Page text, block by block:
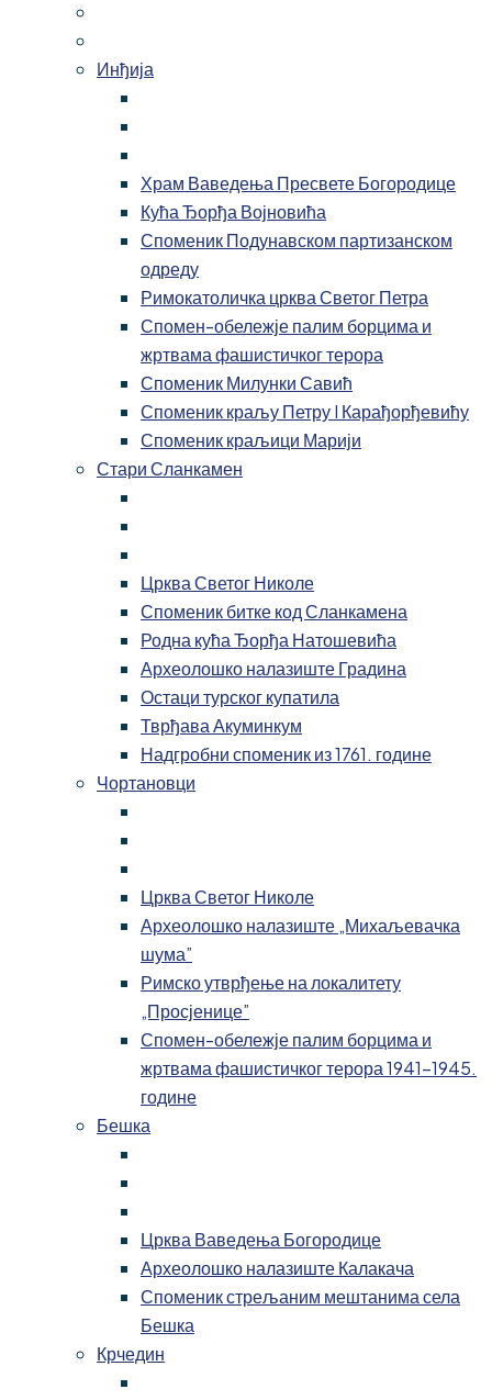
Инђија
Храм Ваведења Пресвете Богородице
Кућа Ђорђа Војновића
Споменик Подунавском партизанском
одреду
Римокатоличка црква Светог Петра
Спомен-обележје палим борцима и
жртвама фашистичког терора
Споменик Милунки Савић
Споменик краљу Петру I Карађорђевићу
Споменик краљици Марији
Стари Сланкамен
Црква Светог Николе
Споменик битке код Сланкамена
Родна кућа Ђорђа Натошевића
Археолошко налазиште Градина
Остаци турског купатила
Тврђава Акуминкум
Надгробни споменик из 1761. године
Чортановци
Црква Светог Николе
Археолошко налазиште „Михаљевачка
шума”
Римско утврђење на локалитету
„Просјенице”
Спомен-обележје палим борцима и
жртвама фашистичког терора 1941-1945.
године
Бешка
Црква Ваведења Богородице
Археолошко налазиште Калакача
Споменик стрељаним мештанима села
Бешка
Крчедин